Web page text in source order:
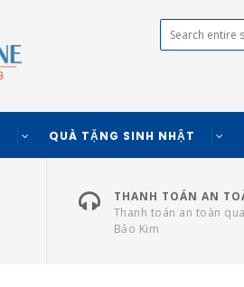
QUÀ TẶNG SINH NHẬT
THANH TOÁN AN
Thanh toán an toàn qua
Bảo Kim